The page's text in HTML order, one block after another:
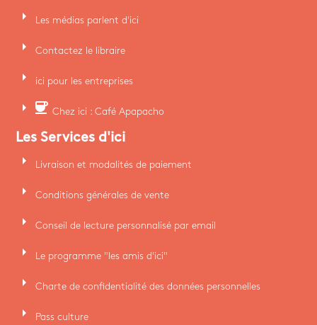
arrow_right Les médias parlent d'ici
arrow_right Contactez le libraire
arrow_right ici pour les entreprises
arrow_right coffee Chez ici : Café Apapacho
Les Services d'ici
arrow_right Livraison et modalités de paiement
arrow_right Conditions générales de vente
arrow_right Conseil de lecture personnalisé par email
arrow_right Le programme "les amis d'ici"
arrow_right Charte de confidentialité des données personnelles
arrow_right Pass culture